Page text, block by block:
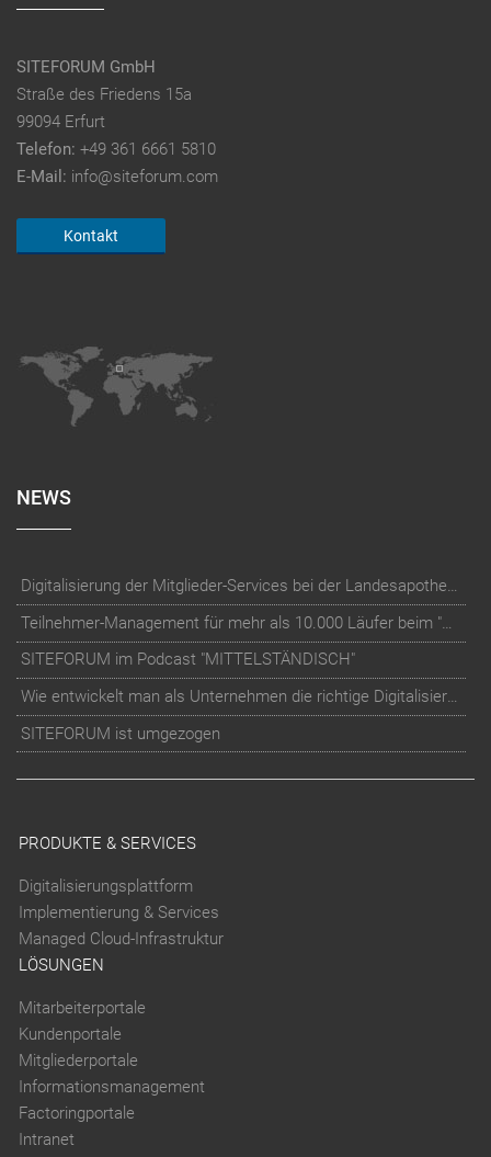
SITEFORUM GmbH
Straße des Friedens 15a
99094 Erfurt
Telefon: +49 361 6661 5810
E-Mail: info@siteforum.com
Kontakt
NEWS
Digitalisierung der Mitglieder-Services bei der Landesapothekerkammer Baden-Württemberg
Teilnehmer-Management für mehr als 10.000 Läufer beim "RUN Thüringer Unternehmenslauf"
SITEFORUM im Podcast "MITTELSTÄNDISCH"
Wie entwickelt man als Unternehmen die richtige Digitalisierungs-Strategie?
SITEFORUM ist umgezogen
PRODUKTE & SERVICES
Digitalisierungsplattform
Implementierung & Services
Managed Cloud-Infrastruktur
LÖSUNGEN
Mitarbeiterportale
Kundenportale
Mitgliederportale
Informationsmanagement
Factoringportale
Intranet